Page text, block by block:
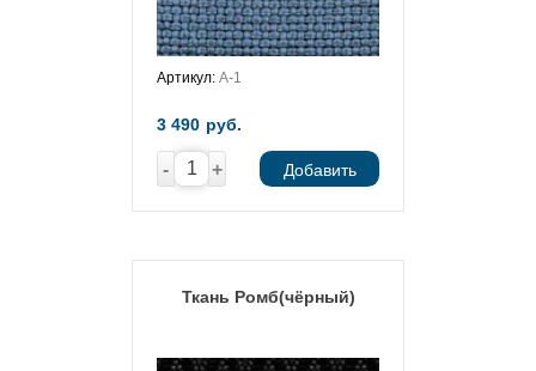
Артикул: А-1
3 490 руб.
- + Добавить
Ткань Ромб(чёрный)